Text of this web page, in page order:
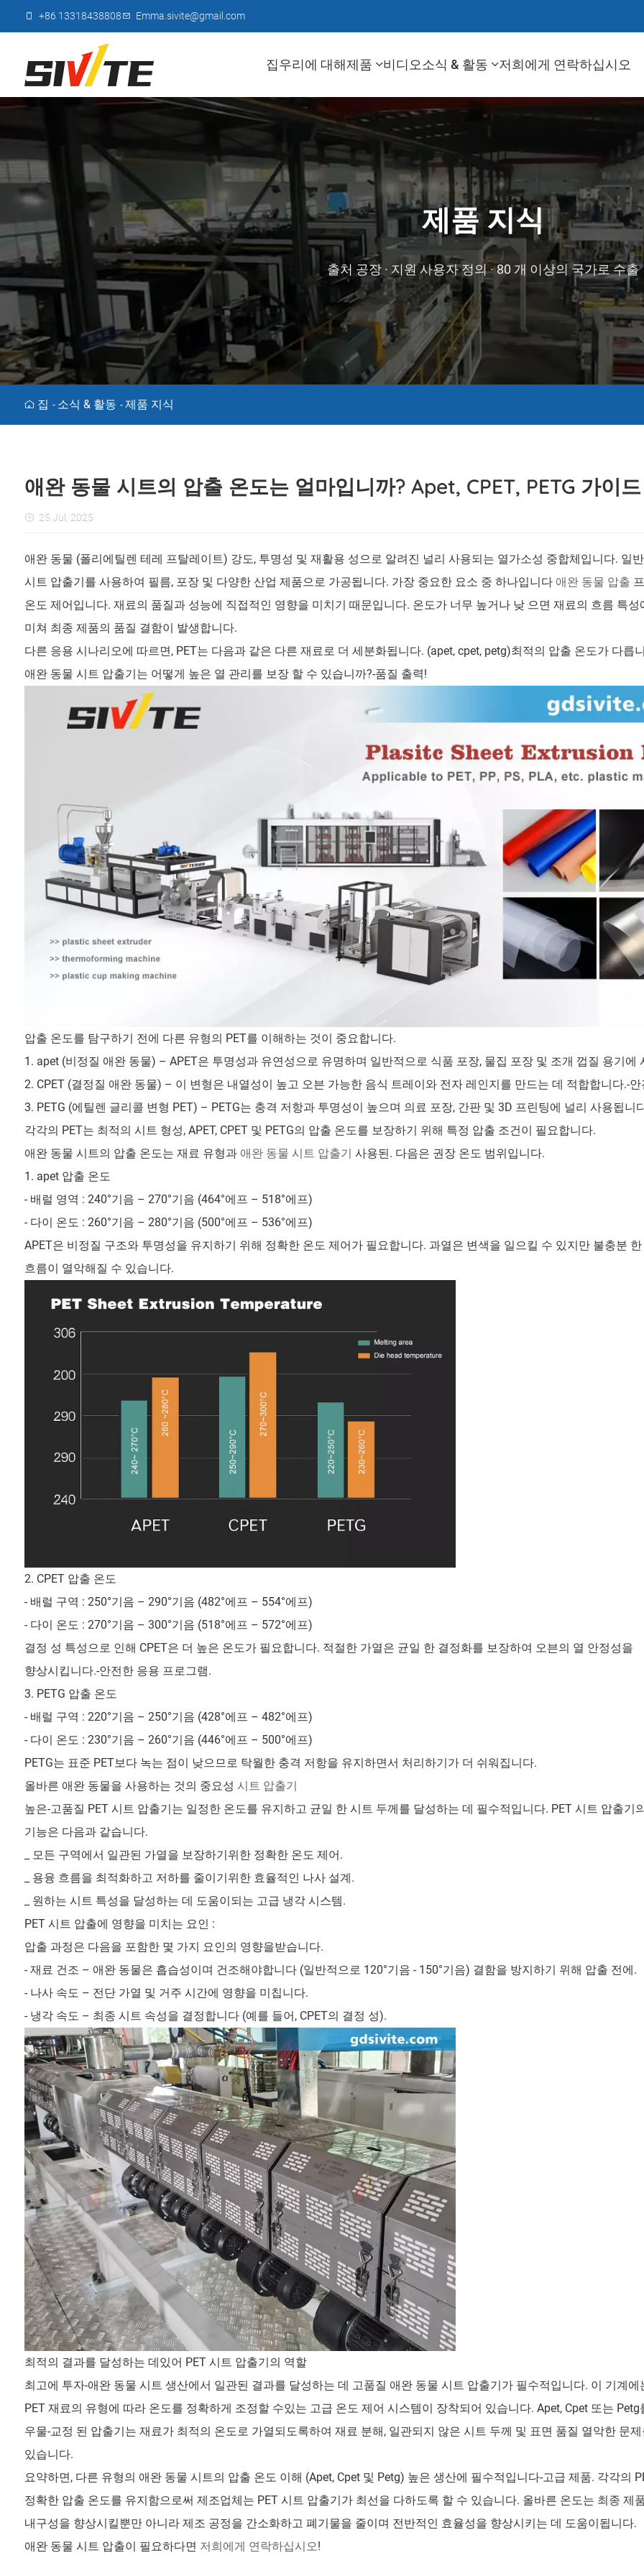
+86 13318438808 Emma.sivite@gmail.com
집우리에 대해제품 비디오소식 & 활동 저희에게 연락하십시오
제품 지식
출처 공장 · 지원 사용자 정의 · 80 개 이상의 국가로 수출
집 - 소식 & 활동 - 제품 지식
애완 동물 시트의 압출 온도는 얼마입니까? Apet, CPET, PETG 가이드
25 Jul, 2025
애완 동물 (폴리에틸렌 테레 프탈레이트) 강도, 투명성 및 재활용 성으로 알려진 널리 사용되는 열가소성 중합체입니다. 일
시트 압출기를 사용하여 필름, 포장 및 다양한 산업 제품으로 가공됩니다. 가장 중요한 요소 중 하나입니다 애완 동물 압출
온도 제어입니다. 재료의 품질과 성능에 직접적인 영향을 미치기 때문입니다. 온도가 너무 높거나 낮 으면 재료의 흐름 특성
미쳐 최종 제품의 품질 결함이 발생합니다.
다른 응용 시나리오에 따르면, PET는 다음과 같은 다른 재료로 더 세분화됩니다. (apet, cpet, petg)최적의 압출 온도가 다릅
애완 동물 시트 압출기는 어떻게 높은 열 관리를 보장 할 수 있습니까?-품질 출력!
압출 온도를 탐구하기 전에 다른 유형의 PET를 이해하는 것이 중요합니다.
1. apet (비정질 애완 동물) – APET은 투명성과 유연성으로 유명하며 일반적으로 식품 포장, 물집 포장 및 조개 껍질 용기에
2. CPET (결정질 애완 동물) – 이 변형은 내열성이 높고 오븐 가능한 음식 트레이와 전자 레인지를 만드는 데 적합합니다.-
3. PETG (에틸렌 글리콜 변형 PET) – PETG는 충격 저항과 투명성이 높으며 의료 포장, 간판 및 3D 프린팅에 널리 사용됩니
각각의 PET는 최적의 시트 형성, APET, CPET 및 PETG의 압출 온도를 보장하기 위해 특정 압출 조건이 필요합니다.
애완 동물 시트의 압출 온도는 재료 유형과 애완 동물 시트 압출기 사용된. 다음은 권장 온도 범위입니다.
1. apet 압출 온도
- 배럴 영역 : 240°기음 – 270°기음 (464°에프 – 518°에프)
- 다이 온도 : 260°기음 – 280°기음 (500°에프 – 536°에프)
APET은 비정질 구조와 투명성을 유지하기 위해 정확한 온도 제어가 필요합니다. 과열은 변색을 일으킬 수 있지만 불충분
흐름이 열악해질 수 있습니다.
2. CPET 압출 온도
- 배럴 구역 : 250°기음 – 290°기음 (482°에프 – 554°에프)
- 다이 온도 : 270°기음 – 300°기음 (518°에프 – 572°에프)
결정 성 특성으로 인해 CPET은 더 높은 온도가 필요합니다. 적절한 가열은 균일 한 결정화를 보장하여 오븐의 열 안정성을
향상시킵니다.-안전한 응용 프로그램.
3. PETG 압출 온도
- 배럴 구역 : 220°기음 – 250°기음 (428°에프 – 482°에프)
- 다이 온도 : 230°기음 – 260°기음 (446°에프 – 500°에프)
PETG는 표준 PET보다 녹는 점이 낮으므로 탁월한 충격 저항을 유지하면서 처리하기가 더 쉬워집니다.
올바른 애완 동물을 사용하는 것의 중요성 시트 압출기
높은-고품질 PET 시트 압출기는 일정한 온도를 유지하고 균일 한 시트 두께를 달성하는 데 필수적입니다. PET 시트 압출기
기능은 다음과 같습니다.
_ 모든 구역에서 일관된 가열을 보장하기위한 정확한 온도 제어.
_ 용융 흐름을 최적화하고 저하를 줄이기위한 효율적인 나사 설계.
_ 원하는 시트 특성을 달성하는 데 도움이되는 고급 냉각 시스템.
PET 시트 압출에 영향을 미치는 요인 :
압출 과정은 다음을 포함한 몇 가지 요인의 영향을받습니다.
- 재료 건조 – 애완 동물은 흡습성이며 건조해야합니다 (일반적으로 120°기음 - 150°기음) 결함을 방지하기 위해 압출 전에.
- 나사 속도 – 전단 가열 및 거주 시간에 영향을 미칩니다.
- 냉각 속도 – 최종 시트 속성을 결정합니다 (예를 들어, CPET의 결정 성).
최적의 결과를 달성하는 데있어 PET 시트 압출기의 역할
최고에 투자-애완 동물 시트 생산에서 일관된 결과를 달성하는 데 고품질 애완 동물 시트 압출기가 필수적입니다. 이 기계에
PET 재료의 유형에 따라 온도를 정확하게 조정할 수있는 고급 온도 제어 시스템이 장착되어 있습니다. Apet, Cpet 또는 Petg
우물-교정 된 압출기는 재료가 최적의 온도로 가열되도록하여 재료 분해, 일관되지 않은 시트 두께 및 표면 품질 열악한 문
있습니다.
요약하면, 다른 유형의 애완 동물 시트의 압출 온도 이해 (Apet, Cpet 및 Petg) 높은 생산에 필수적입니다-고급 제품. 각각의
정확한 압출 온도를 유지함으로써 제조업체는 PET 시트 압출기가 최선을 다하도록 할 수 있습니다. 올바른 온도는 최종 제
내구성을 향상시킬뿐만 아니라 제조 공정을 간소화하고 폐기물을 줄이며 전반적인 효율성을 향상시키는 데 도움이됩니다.
애완 동물 시트 압출이 필요하다면 저희에게 연락하십시오!